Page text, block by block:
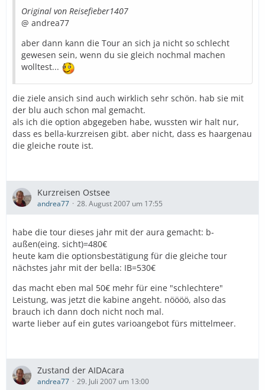
Original von Reisefieber1407
@ andrea77
aber dann kann die Tour an sich ja nicht so schlecht
gewesen sein, wenn du sie gleich nochmal machen
wolltest...
die ziele ansich sind auch wirklich sehr schön. hab sie mit
der blu auch schon mal gemacht.
als ich die option abgegeben habe, wussten wir halt nur,
dass es bella-kurzreisen gibt. aber nicht, dass es haargenau
die gleiche route ist.
Kurzreisen Ostsee
andrea77 28. August 2007 um 17:55
habe die tour dieses jahr mit der aura gemacht: b-
außen(eing. sicht)=480€
heute kam die optionsbestätigung für die gleiche tour
nächstes jahr mit der bella: IB=530€
das macht eben mal 50€ mehr für eine "schlechtere"
Leistung, was jetzt die kabine angeht. nöööö, also das
brauch ich dann doch nicht noch mal.
warte lieber auf ein gutes varioangebot fürs mittelmeer.
Zustand der AIDAcara
andrea77 29. Juli 2007 um 13:00